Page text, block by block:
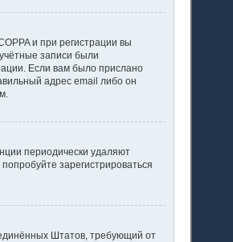
и при регистрации вы
записи были
Если вам было прислано
адрес email либо он
периодически удаляют
зарегистрироваться
Штатов, требующий от